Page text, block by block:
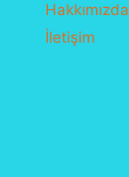
Hakkımızda
İletişim